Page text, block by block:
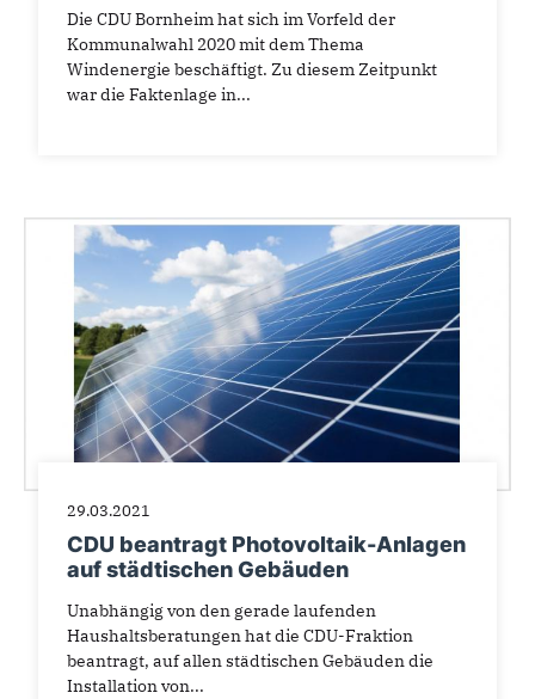
Die CDU Bornheim hat sich im Vorfeld der
Kommunalwahl 2020 mit dem Thema
Windenergie beschäftigt. Zu diesem Zeitpunkt
war die Faktenlage in...
29.03.2021
CDU beantragt Photovoltaik-Anlagen
auf städtischen Gebäuden
Unabhängig von den gerade laufenden
Haushaltsberatungen hat die CDU-Fraktion
beantragt, auf allen städtischen Gebäuden die
Installation von...